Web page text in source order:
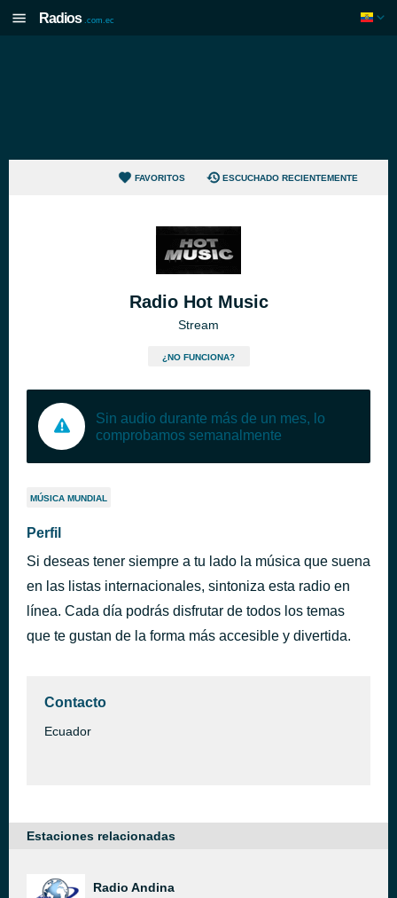
Radios .com.ec
FAVORITOS ESCUCHADO RECIENTEMENTE
Radio Hot Music
Stream
¿NO FUNCIONA?
Sin audio durante más de un mes, lo
comprobamos semanalmente
MÚSICA MUNDIAL
Perfil
Si deseas tener siempre a tu lado la música que suena
en las listas internacionales, sintoniza esta radio en
línea. Cada día podrás disfrutar de todos los temas
que te gustan de la forma más accesible y divertida.
Contacto
Ecuador
Estaciones relacionadas
Radio Andina